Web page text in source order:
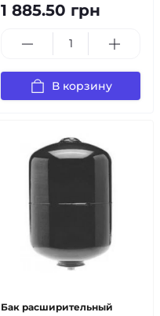
1 885.50 грн
В корзину
Бак расширительный